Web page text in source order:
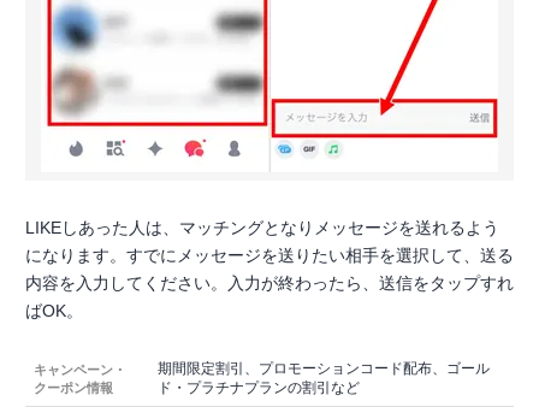
LIKEしあった人は、マッチングとなりメッセージを送れるよう
になります。すでにメッセージを送りたい相手を選択して、送る
内容を入力してください。入力が終わったら、送信をタップすれ
ばOK。
キャンペーン・
クーポン情報
期間限定割引、プロモーションコード配布、ゴール
ド・プラチナプランの割引など